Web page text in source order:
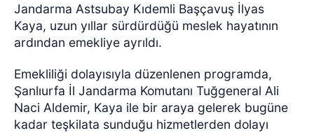
Jandarma Astsubay Kıdemli Başçavuş İlyas
Kaya, uzun yıllar sürdürdüğü meslek hayatının
ardından emekliye ayrıldı.
Emekliliği dolayısıyla düzenlenen programda,
Şanlıurfa İl Jandarma Komutanı Tuğgeneral Ali
Naci Aldemir, Kaya ile bir araya gelerek bugüne
kadar teşkilata sunduğu hizmetlerden dolayı